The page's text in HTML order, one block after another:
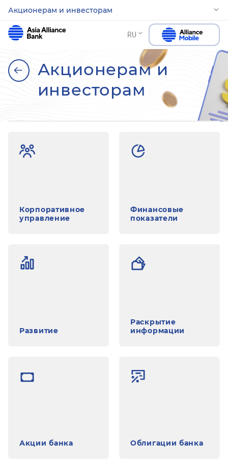
Акционерам и инвесторам
RU
Акционерам и
инвесторам
Корпоративное
управление
Финансовые
показатели
Развитие
Раскрытие
информации
Акции банка Облигации банка